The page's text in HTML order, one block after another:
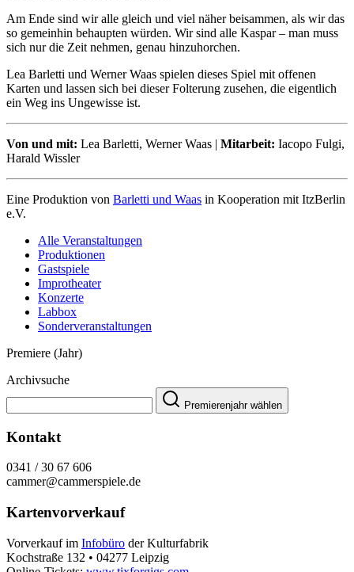
Am Ende sind wir alle gleich und viel näher beisammen, als wir das
so gemeinhin behaupten würden. Wir sind alle Kaspar – man muss
sich nur die Zeit nehmen, genau hinzuhorchen.
Lea Barletti und Werner Waas spielen dieses Spiel mit offenen
Karten und lassen sich bei dieser Folterung zusehen, die eigentlich
ein Weg ins Ungewisse ist.
Von und mit: Lea Barletti, Werner Waas | Mitarbeit: Iacopo Fulgi,
Harald Wissler
Eine Produktion von Barletti und Waas in Kooperation mit ItzBerlin
e.V.
Alle Veranstaltungen
Produktionen
Gastspiele
Improtheater
Konzerte
Labbox
Sonderveranstaltungen
Premiere (Jahr)
Archivsuche
Premierenjahr wählen
Kontakt
0341 / 30 67 606
cammer@cammerspiele.de
Kartenvorverkauf
Vorverkauf im Infobüro der Kulturfabrik
Kochstraße 132 • 04277 Leipzig